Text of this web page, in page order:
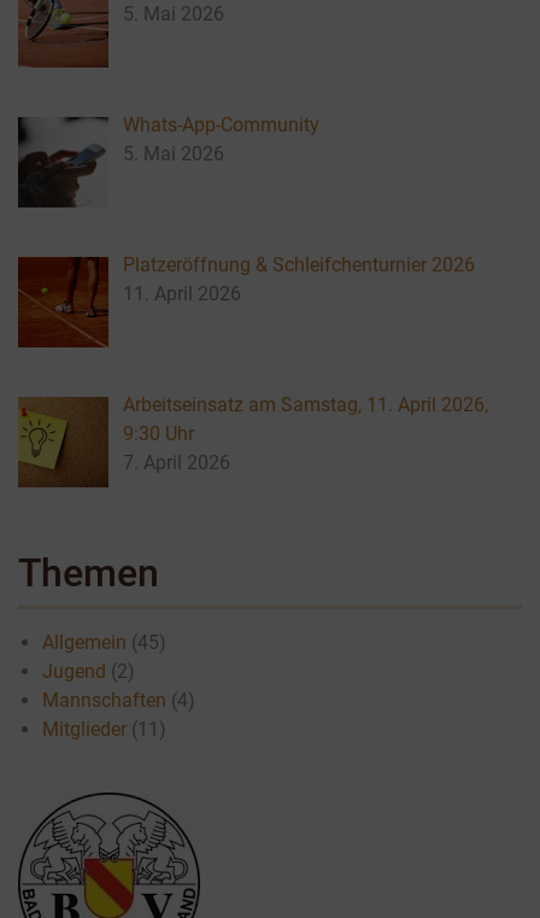
5. Mai 2026
Whats-App-Community
5. Mai 2026
Platzeröffnung & Schleifchenturnier 2026
11. April 2026
Arbeitseinsatz am Samstag, 11. April 2026,
9:30 Uhr
7. April 2026
Themen
Allgemein (45)
Jugend (2)
Mannschaften (4)
Mitglieder (11)